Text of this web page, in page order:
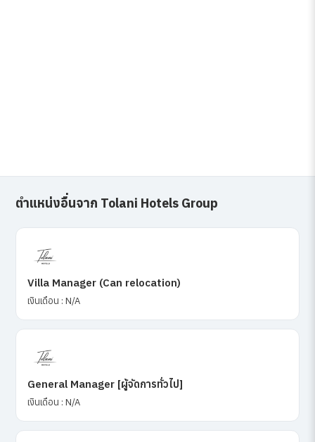
ตำแหน่งอื่นจาก Tolani Hotels Group
Villa Manager (Can relocation)
เงินเดือน : N/A
General Manager [ผู้จัดการทั่วไป]
เงินเดือน : N/A